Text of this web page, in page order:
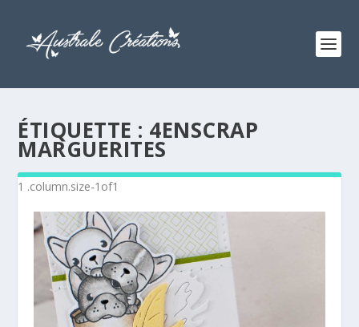
ÉTIQUETTE : 4ENSCRAP
MARGUERITES